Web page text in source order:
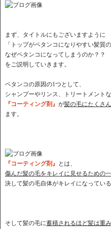
まず、タイトルにもございますように
「トップがペタンコになりやすい髪質
なぜペタンコになってしまうのか？？
をご説明していきます。
ペタンコの原因の1つとして、
シャンプーやリンス、トリートメント
『コーティング剤』 が髪の毛にたくさ
ます。
『コーティング剤』 とは、
傷んだ髪の毛をキレイに見せるための
決して髪の毛自体がキレイになってい
そして髪の毛に蓄積されるほど髪は重